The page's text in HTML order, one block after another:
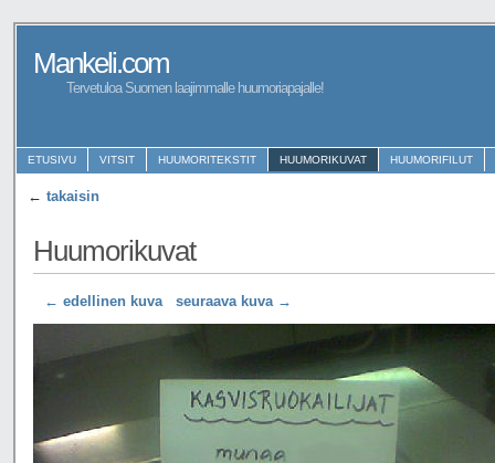
Mankeli.com
Tervetuloa Suomen laajimmalle huumoriapajalle!
ETUSIVU VITSIT HUUMORITEKSTIT HUUMORIKUVAT HUUMORIFILUT
← takaisin
Huumorikuvat
← edellinen kuva seuraava kuva →